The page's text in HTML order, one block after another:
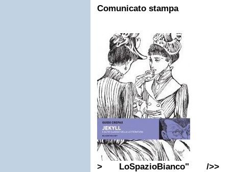
Comunicato stampa
> LoSpazioBianco" />>